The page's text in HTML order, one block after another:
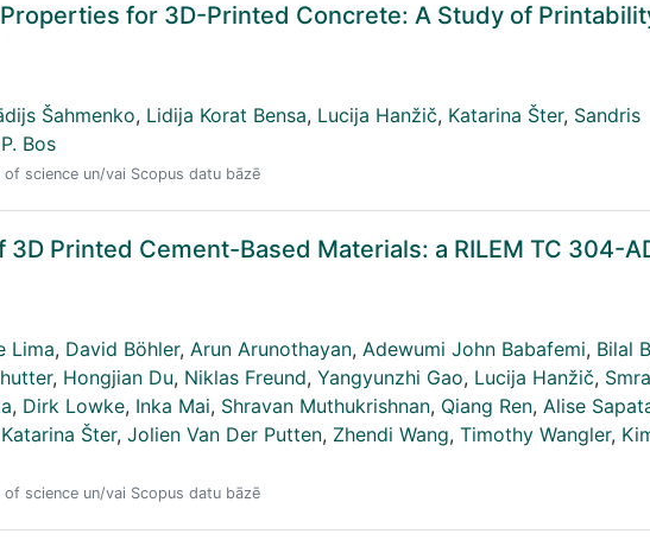
for 3D-Printed Concrete: A Study of
Šahmenko, Lidija Korat Bensa, Lucija Hanžič, Katarina Šter, Sandris
Bos
science un/vai Scopus datu bāzē
Printed Cement-Based Materials: a RILEM TC 304-
Lima, David Böhler, Arun Arunothayan, Adewumi John Babafemi, Bilal
, Hongjian Du, Niklas Freund, Yangyunzhi Gao, Lucija Hanžič,
, Dirk Lowke, Inka Mai, Shravan Muthukrishnan, Qiang Ren, Alise
Katarina Šter, Jolien Van Der Putten, Zhendi Wang, Timothy Wangler,
science un/vai Scopus datu bāzē